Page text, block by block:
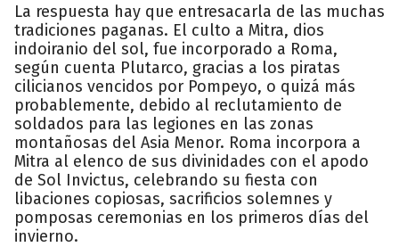
La respuesta hay que entresacarla de las muchas
tradiciones paganas. El culto a Mitra, dios
indoiranio del sol, fue incorporado a Roma,
según cuenta Plutarco, gracias a los piratas
cilicianos vencidos por Pompeyo, o quizá más
probablemente, debido al reclutamiento de
soldados para las legiones en las zonas
montañosas del Asia Menor. Roma incorpora a
Mitra al elenco de sus divinidades con el apodo
de Sol Invictus, celebrando su fiesta con
libaciones copiosas, sacrificios solemnes y
pomposas ceremonias en los primeros días del
invierno.